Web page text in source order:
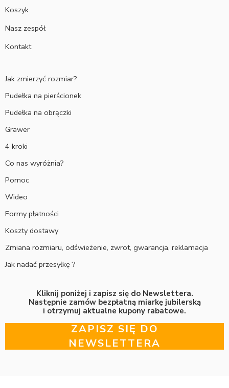
Koszyk
Nasz zespół
Kontakt
Jak zmierzyć rozmiar?
Pudełka na pierścionek
Pudełka na obrączki
Grawer
4 kroki
Co nas wyróżnia?
Pomoc
Wideo
Formy płatności
Koszty dostawy
Zmiana rozmiaru, odświeżenie, zwrot, gwarancja, reklamacja
Jak nadać przesyłkę ?
Kliknij poniżej i zapisz się do Newslettera.
Następnie zamów bezpłatną miarkę jubilerską
i otrzymuj aktualne kupony rabatowe.
ZAPISZ SIĘ DO
NEWSLETTERA